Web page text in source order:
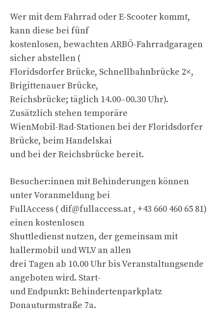
Wer mit dem Fahrrad oder E-Scooter kommt,
kann diese bei fünf
kostenlosen, bewachten ARBÖ-Fahrradgaragen
sicher abstellen (
Floridsdorfer Brücke, Schnellbahnbrücke 2×,
Brigittenauer Brücke,
Reichsbrücke; täglich 14.00–00.30 Uhr).
Zusätzlich stehen temporäre
WienMobil-Rad-Stationen bei der Floridsdorfer
Brücke, beim Handelskai
und bei der Reichsbrücke bereit.
Besucher:innen mit Behinderungen können
unter Voranmeldung bei
FullAccess ( dif@fullaccess.at , +43 660 460 65 81)
einen kostenlosen
Shuttledienst nutzen, der gemeinsam mit
hallermobil und WLV an allen
drei Tagen ab 10.00 Uhr bis Veranstaltungsende
angeboten wird. Start-
und Endpunkt: Behindertenparkplatz
Donauturmstraße 7a.